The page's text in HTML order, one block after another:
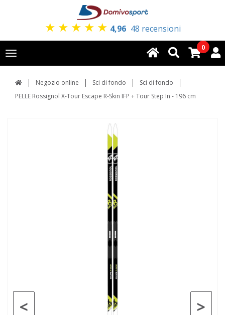
★ ★ ★ ★ ★ 4,96 48 recensioni
Toggle
navigation
0
Negozio online Sci di fondo
Sci di fondo
PELLE Rossignol X-Tour Escape R-Skin IFP + Tour Step In - 196 cm
>
<